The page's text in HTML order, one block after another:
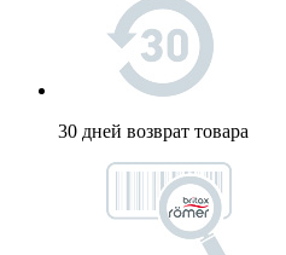
30 дней возврат товара